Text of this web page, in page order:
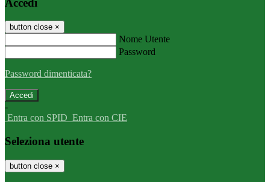
Accedi
button close ×
Nome Utente
Password
Password dimenticata?
-
Entra con SPID Entra con CIE
Seleziona utente
button close ×